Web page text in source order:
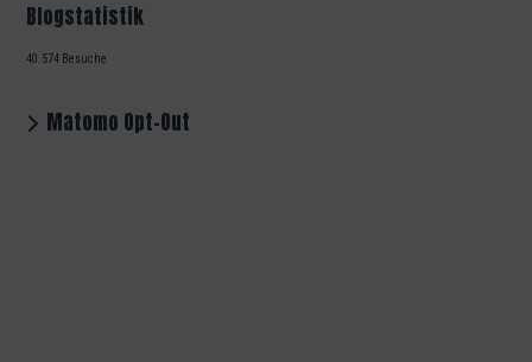
Blogstatistik
40.574 Besuche
Matomo Opt-Out